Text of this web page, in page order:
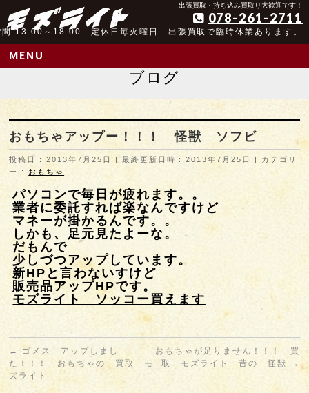
アンティーク玩具取扱歴25年以上の実績 出張買取・持ち込み買取り大歓迎です！
078-261-2711
間 13:00～18:00 定休日毎火曜日 出張買取で臨時休業あります。
MENU
ブログ
おもちゃアップー！！！ 怪獣 ソフビ
投稿日 : 2013年7月25日 最終更新日時 : 2013年7月25日
カテゴリ
ー : おもちゃ
パソコンで毎日が疲れます。。
業者に委託すれば楽なんですけど
マネーが掛かるんです。。
しかも、足元見たよーな。
だもんで
少しづつアップしています。
新HPと言わないすけど
販売品アップHPです。
モズライト ソッコー買えます
←
ゴメス アップしまし
た！！！ おもちゃの 買取 モ
ズライト
おもちゃが足りません！！！ 買
取 モズライト 昔の 怪獣
→